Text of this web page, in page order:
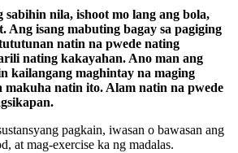
sabihin nila, ishoot mo lang ang bola,
Ang isang mabuting bagay sa pagiging
natin na pwede nating
nating kakayahan. Ano man ang
kailangang maghintay na maging
makuha natin ito. Alam natin na pwede
pagkain, iwasan o bawasan ang
at mag-exercise ka ng madalas.